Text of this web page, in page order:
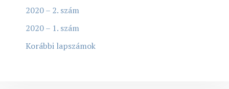
2020 – 2. szám
2020 – 1. szám
Korábbi lapszámok